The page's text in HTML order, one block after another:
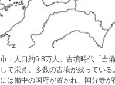
：人口約6.8万人。古墳時代「吉
て栄え、多数の古墳が残っている
は備中の国府が置かれ、国分寺が